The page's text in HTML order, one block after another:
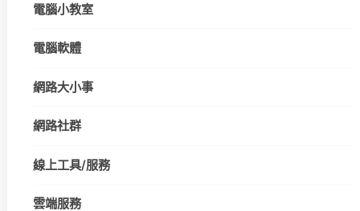
電腦小教室
電腦軟體
網路大小事
網路社群
線上工具/服務
雲端服務